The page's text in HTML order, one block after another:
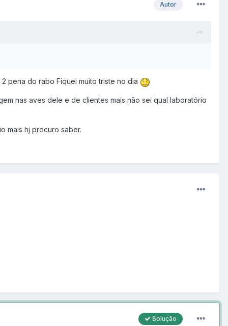
Autor
pena do rabo Fiquei muito triste no dia
nas aves dele e de clientes mais não sei qual laboratório
mais hj procuro saber.
Solução